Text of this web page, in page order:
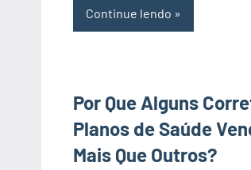
Continue lendo
Por Que Alguns
Planos de Saúde
Mais Que Outros?